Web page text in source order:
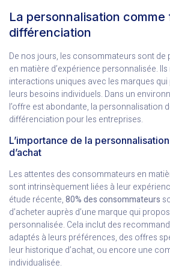
La personnalisation
différenciation
De nos jours, les consommateurs sont de
en matière d’expérience personnalisée.
interactions uniques avec les marques
leurs besoins individuels. Dans un
l’offre est abondante, la personnalisation
différenciation pour les entreprises.
L’importance de la
d’achat
Les attentes des consommateurs en
sont intrinsèquement liées à leur
étude récente,80% des consommateurs
d’acheter auprès d’une marque qui
personnalisée. Cela inclut des
adaptés à leurs préférences, des offres
leur historique d’achat, ou encore une
individualisée.